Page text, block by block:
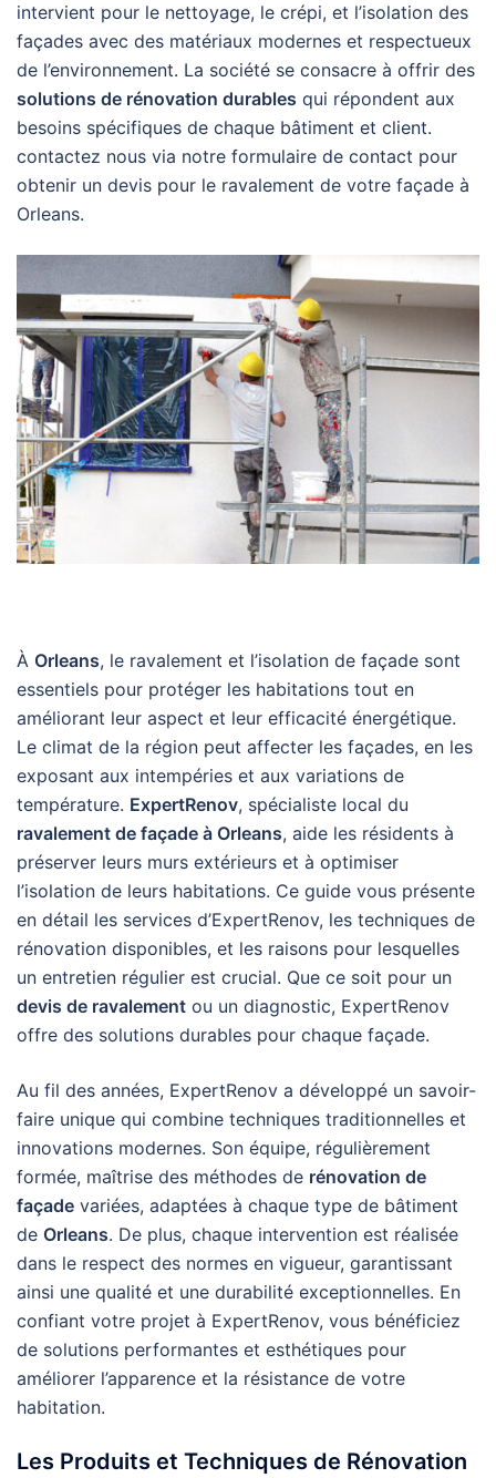
intervient pour le nettoyage, le crépi, et l’isolation des
façades avec des matériaux modernes et respectueux
de l’environnement. La société se consacre à offrir des
solutions de rénovation durables qui répondent aux
besoins spécifiques de chaque bâtiment et client.
contactez nous via notre formulaire de contact pour
obtenir un devis pour le ravalement de votre façade à
Orleans.
À Orleans, le ravalement et l’isolation de façade sont
essentiels pour protéger les habitations tout en
améliorant leur aspect et leur efficacité énergétique.
Le climat de la région peut affecter les façades, en les
exposant aux intempéries et aux variations de
température. ExpertRenov, spécialiste local du
ravalement de façade à Orleans, aide les résidents à
préserver leurs murs extérieurs et à optimiser
l’isolation de leurs habitations. Ce guide vous présente
en détail les services d’ExpertRenov, les techniques de
rénovation disponibles, et les raisons pour lesquelles
un entretien régulier est crucial. Que ce soit pour un
devis de ravalement ou un diagnostic, ExpertRenov
offre des solutions durables pour chaque façade.
Au fil des années, ExpertRenov a développé un savoir-
faire unique qui combine techniques traditionnelles et
innovations modernes. Son équipe, régulièrement
formée, maîtrise des méthodes de rénovation de
façade variées, adaptées à chaque type de bâtiment
de Orleans. De plus, chaque intervention est réalisée
dans le respect des normes en vigueur, garantissant
ainsi une qualité et une durabilité exceptionnelles. En
confiant votre projet à ExpertRenov, vous bénéficiez
de solutions performantes et esthétiques pour
améliorer l’apparence et la résistance de votre
habitation.
Les Produits et Techniques de Rénovation